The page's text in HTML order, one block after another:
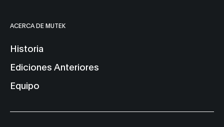
ACERCA DE MUTEK
Historia
Ediciones Anteriores
Equipo